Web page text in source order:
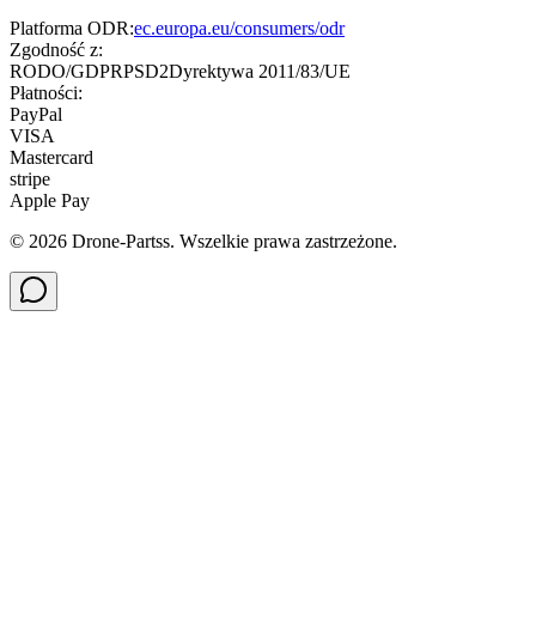
Platforma ODR:ec.europa.eu/consumers/odr
Zgodność z:
RODO/GDPRPSD2Dyrektywa 2011/83/UE
Płatności:
PayPal
VISA
Mastercard
stripe
Apple Pay
© 2026 Drone-Partss. Wszelkie prawa zastrzeżone.